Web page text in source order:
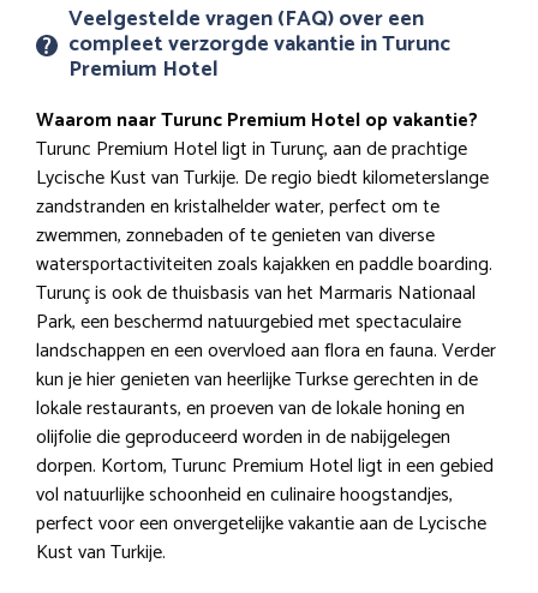
Veelgestelde vragen (FAQ) over een
compleet verzorgde vakantie in Turunc
Premium Hotel
Waarom naar Turunc Premium Hotel op vakantie?
Turunc Premium Hotel ligt in Turunç, aan de prachtige
Lycische Kust van Turkije. De regio biedt kilometerslange
zandstranden en kristalhelder water, perfect om te
zwemmen, zonnebaden of te genieten van diverse
watersportactiviteiten zoals kajakken en paddle boarding.
Turunç is ook de thuisbasis van het Marmaris Nationaal
Park, een beschermd natuurgebied met spectaculaire
landschappen en een overvloed aan flora en fauna. Verder
kun je hier genieten van heerlijke Turkse gerechten in de
lokale restaurants, en proeven van de lokale honing en
olijfolie die geproduceerd worden in de nabijgelegen
dorpen. Kortom, Turunc Premium Hotel ligt in een gebied
vol natuurlijke schoonheid en culinaire hoogstandjes,
perfect voor een onvergetelijke vakantie aan de Lycische
Kust van Turkije.